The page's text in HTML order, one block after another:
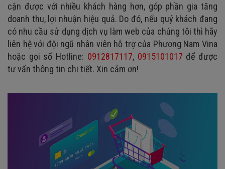
cận được với nhiều khách hàng hơn, góp phần gia tăng
doanh thu, lợi nhuận hiệu quả. Do đó, nếu quý khách đang
có nhu cầu sử dụng dịch vụ làm web của chúng tôi thì hãy
liên hệ với đội ngũ nhân viên hỗ trợ của Phương Nam Vina
hoặc gọi số Hotline: 0912817117, 0915101017 để được
tư vấn thông tin chi tiết. Xin cảm ơn!